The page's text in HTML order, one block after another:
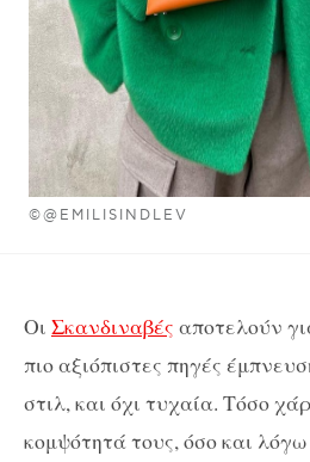
©@EMILISINDLEV
Οι Σκανδιναβές αποτελούν
πιο αξιόπιστες πηγές
στιλ, και όχι τυχαία. Τόσο
κομψότητά τους, όσο και